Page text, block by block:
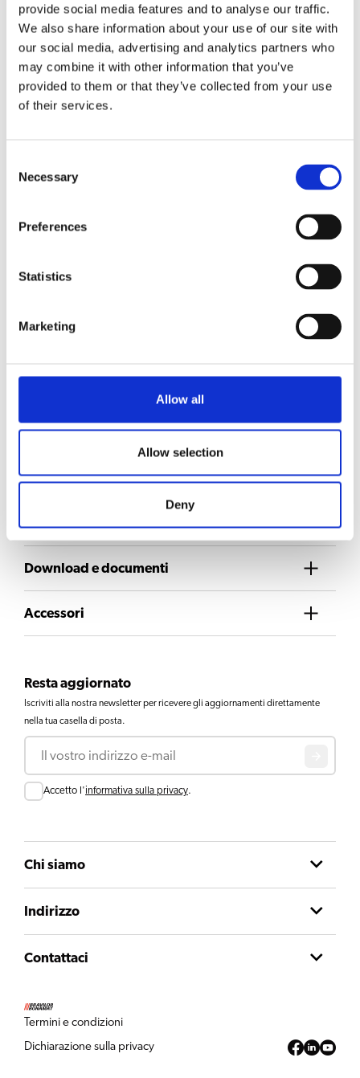
provide social media features and to analyse our traffic.
We also share information about your use of our site with
our social media, advertising and analytics partners who
may combine it with other information that you’ve
provided to them or that they’ve collected from your use
of their services.
Selection
Necessary
Preferences
Statistics
Marketing
Allow all
Allow selection
Deny
decalcificazione, segnale di caffè pronto, timer
incorporato e scorte di sicurezza ottimali. Incluso/i
contenitore/i tipo VHG, unità filtro e staffa a parete per
colonna di infusione.
Il carrello e la piastra regolabile in altezza non sono inclusi
Grandi quantità di caffè fresco con filtro in modo
Aspetto solido e di alta qualità grazie alla cassetta in
Dotate di segnale di caffè pronto, contatore totale e
ottimali
Caffè di qualità costante: I contenitori controllano la
Richiedi informazioni
Download e documenti
Accessori
Resta aggiornato
Iscriviti alla nostra newsletter per ricevere gli aggiornamenti direttamente
nella tua casella di posta.
Email
Consent
Accetto l'informativa sulla privacy.
Chi siamo
Indirizzo
Contattaci
Termini e condizioni
Dichiarazione sulla privacy